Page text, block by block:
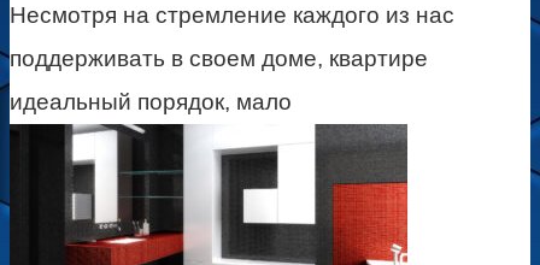
Несмотря на стремление каждого из нас
поддерживать в своем доме, квартире
идеальный порядок, мало